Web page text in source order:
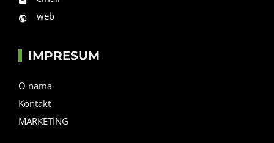
web
IMPRESUM
O nama
Kontakt
MARKETING